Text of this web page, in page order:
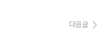
다음글